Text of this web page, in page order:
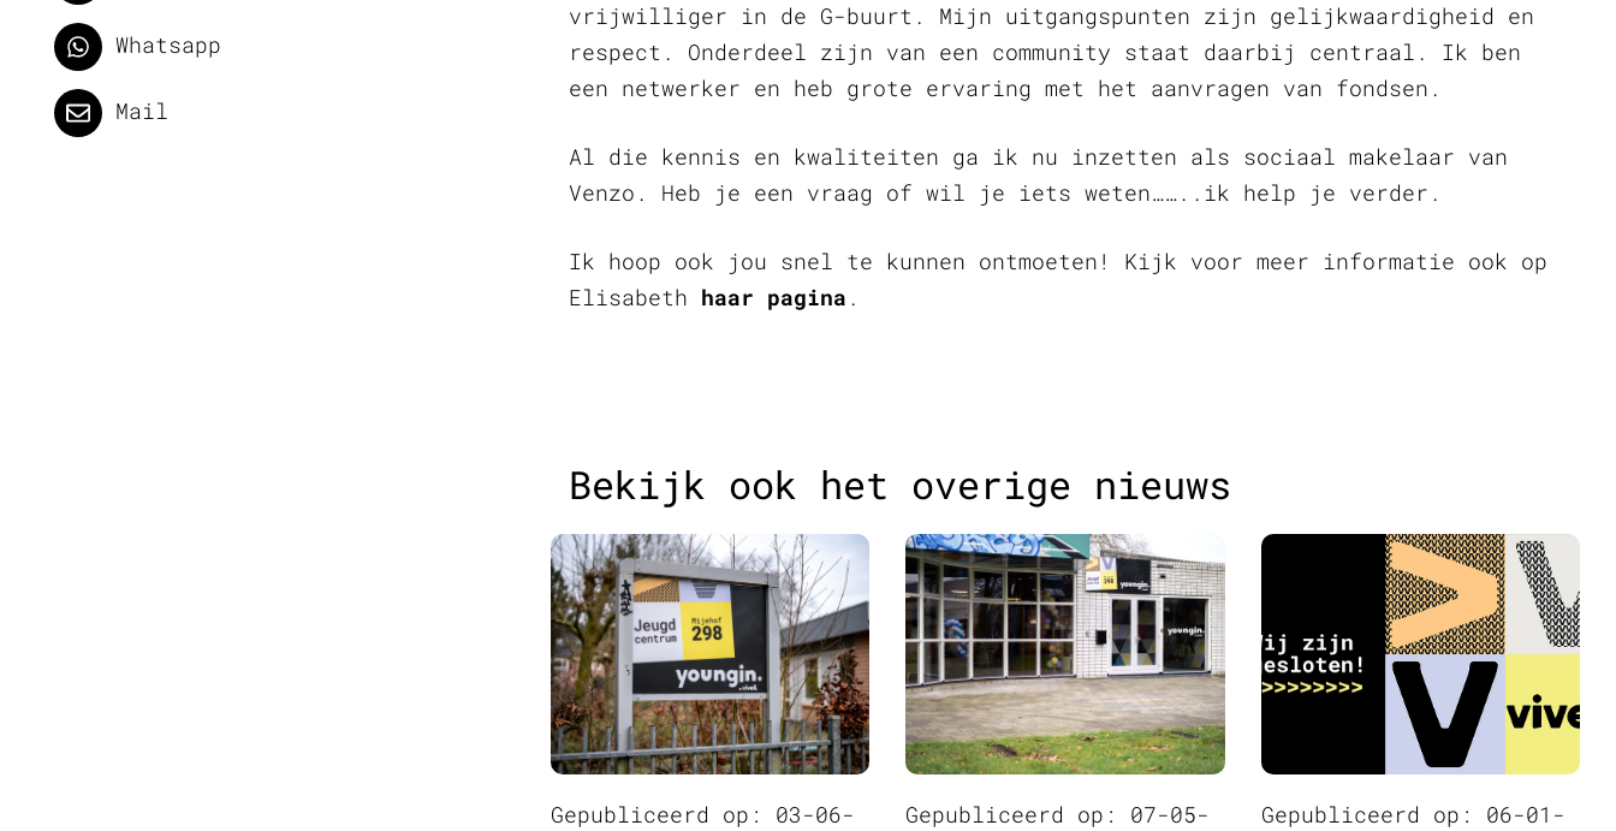
Whatsapp
Mail
vrijwilliger in de G-buurt. Mijn uitgangspunten zijn gelijkwaardigheid en
respect. Onderdeel zijn van een community staat daarbij centraal. Ik ben
een netwerker en heb grote ervaring met het aanvragen van fondsen.
Al die kennis en kwaliteiten ga ik nu inzetten als sociaal makelaar van
Venzo. Heb je een vraag of wil je iets weten……..ik help je verder.
Ik hoop ook jou snel te kunnen ontmoeten! Kijk voor meer informatie ook op
Elisabeth haar pagina .
Bekijk ook het overige nieuws
Gepubliceerd op: 03-06-
Gepubliceerd op: 07-05-
Gepubliceerd op: 06-01-